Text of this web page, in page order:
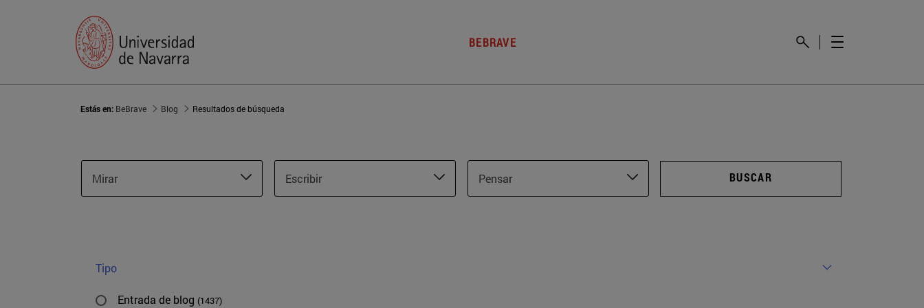
BEBRAVE
Estás en: BeBrave Blog Resultados de búsqueda
Mirar Escribir Pensar BUSCAR
Tipo
Entrada de blog (1437)